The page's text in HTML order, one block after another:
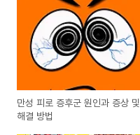
만성 피로 증후군 원인과 증상 및
해결 방법